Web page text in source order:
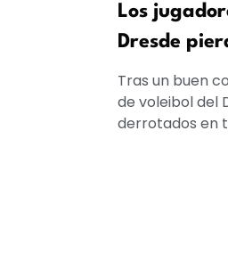
Los
Dresde
Tras un buen
de voleibol del
derrotados en